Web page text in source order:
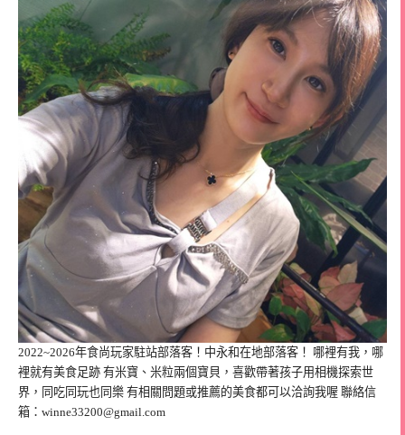
2022~2026年食尚玩家駐站部落客！中永和在地部落客！ 哪裡有我，哪
裡就有美食足跡 有米寶、米粒兩個寶貝，喜歡帶著孩子用相機探索世
界，同吃同玩也同樂 有相關問題或推薦的美食都可以洽詢我喔 聯絡信
箱： winne33200@gmail.com